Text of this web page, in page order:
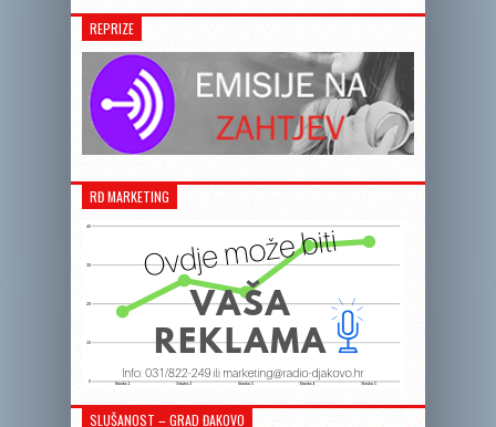
REPRIZE
RĐ MARKETING
SLUŠANOST – GRAD ĐAKOVO